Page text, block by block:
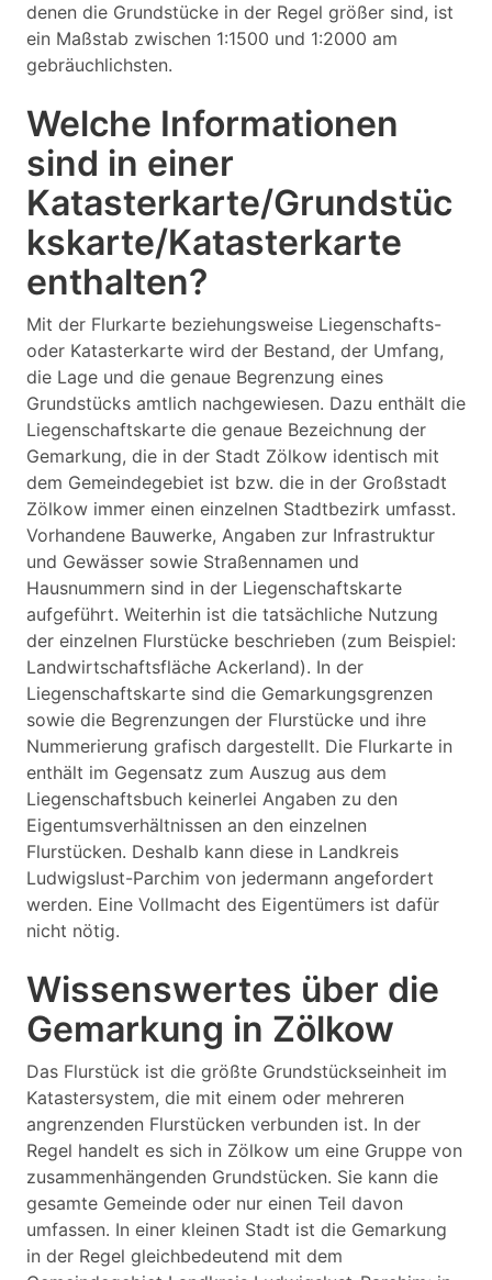
denen die Grundstücke in der Regel größer sind, ist
ein Maßstab zwischen 1:1500 und 1:2000 am
gebräuchlichsten.
Welche Informationen
sind in einer
Katasterkarte/Grundstüc
kskarte/Katasterkarte
enthalten?
Mit der Flurkarte beziehungsweise Liegenschafts-
oder Katasterkarte wird der Bestand, der Umfang,
die Lage und die genaue Begrenzung eines
Grundstücks amtlich nachgewiesen. Dazu enthält die
Liegenschaftskarte die genaue Bezeichnung der
Gemarkung, die in der Stadt Zölkow identisch mit
dem Gemeindegebiet ist bzw. die in der Großstadt
Zölkow immer einen einzelnen Stadtbezirk umfasst.
Vorhandene Bauwerke, Angaben zur Infrastruktur
und Gewässer sowie Straßennamen und
Hausnummern sind in der Liegenschaftskarte
aufgeführt. Weiterhin ist die tatsächliche Nutzung
der einzelnen Flurstücke beschrieben (zum Beispiel:
Landwirtschaftsfläche Ackerland). In der
Liegenschaftskarte sind die Gemarkungsgrenzen
sowie die Begrenzungen der Flurstücke und ihre
Nummerierung grafisch dargestellt. Die Flurkarte in
enthält im Gegensatz zum Auszug aus dem
Liegenschaftsbuch keinerlei Angaben zu den
Eigentumsverhältnissen an den einzelnen
Flurstücken. Deshalb kann diese in Landkreis
Ludwigslust-Parchim von jedermann angefordert
werden. Eine Vollmacht des Eigentümers ist dafür
nicht nötig.
Wissenswertes über die
Gemarkung in Zölkow
Das Flurstück ist die größte Grundstückseinheit im
Katastersystem, die mit einem oder mehreren
angrenzenden Flurstücken verbunden ist. In der
Regel handelt es sich in Zölkow um eine Gruppe von
zusammenhängenden Grundstücken. Sie kann die
gesamte Gemeinde oder nur einen Teil davon
umfassen. In einer kleinen Stadt ist die Gemarkung
in der Regel gleichbedeutend mit dem